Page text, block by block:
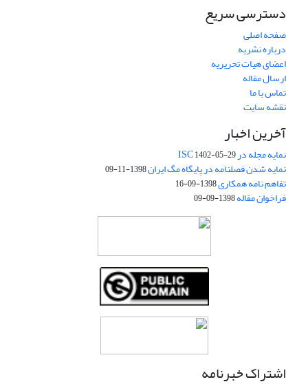
دسترسی سریع
صفحه اصلی
درباره نشریه
اعضای هیات تحریریه
ارسال مقاله
تماس با ما
نقشه سایت
آخرین اخبار
نمایه مجله در ISC1402-05-29
نمایه شدن فصلنامه در پایگاه مگ ایران1398-11-09
تفاهم نامه همکاری1398-09-16
فراخوان مقاله1398-09-09
اشتراک خبرنامه